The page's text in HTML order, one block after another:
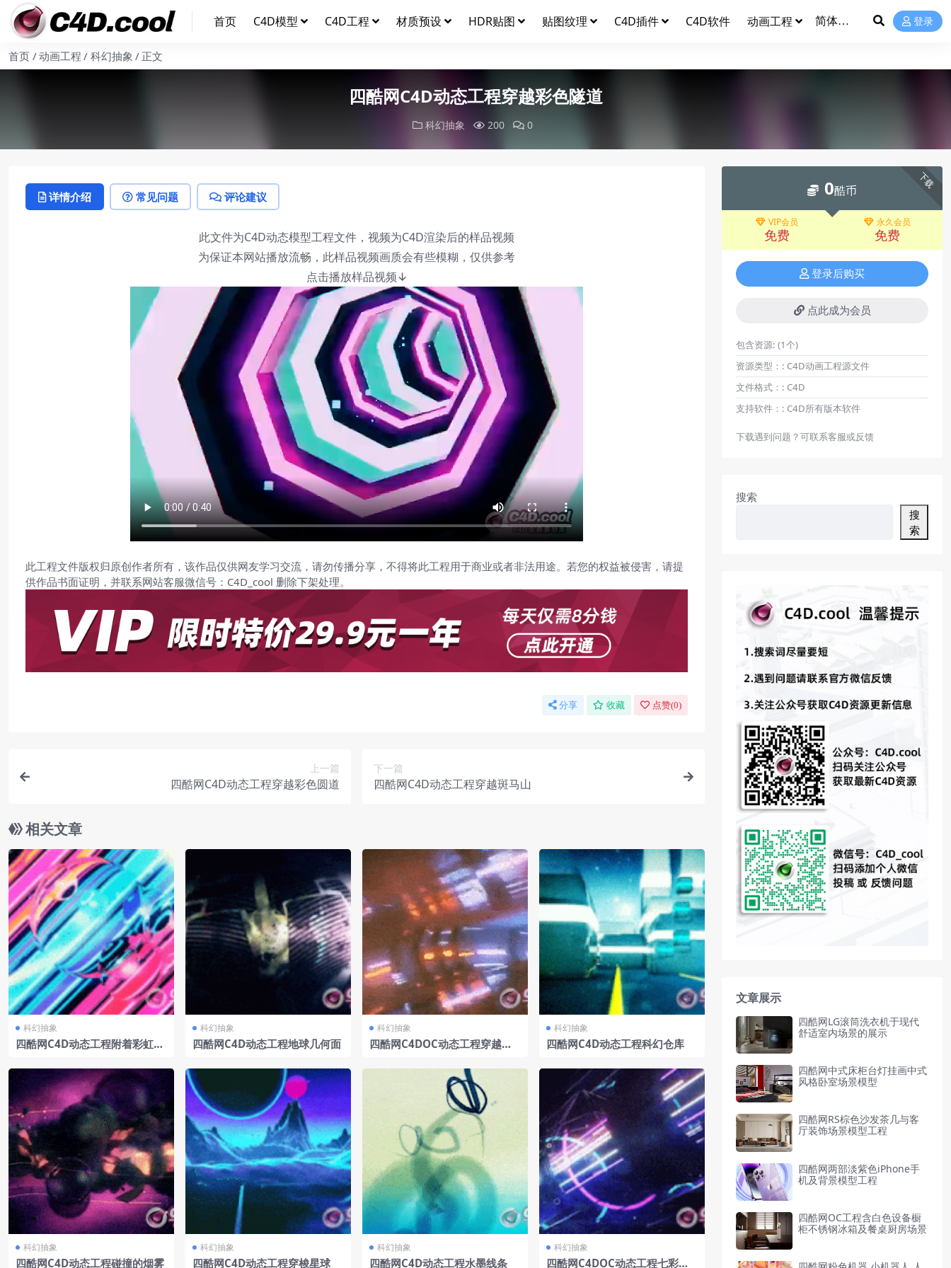
首页 C4D模型 C4D工程 材质预设 HDR贴图 贴图纹理 C4D插件 C4D软件 动画工程 登录
首页 动画工程 科幻抽象 正文
四酷网C4D动态工程穿越彩色隧道
科幻抽象 200 0
详情介绍 常见问题 评论建议
此文件为C4D动态模型工程文件，视频为C4D渲染后的样品视频
为保证本网站播放流畅，此样品视频画质会有些模糊，仅供参考
点击播放样品视频↓
此工程文件版权归原创作者所有，该作品仅供网友学习交流，请勿传播分享，不得将此工程用于商业或者非法用途。若您的权益被侵害，请提
供作品书面证明，并联系网站客服微信号：C4D_cool 删除下架处理。
分享 收藏 点赞(0)
上一篇
四酷网C4D动态工程穿越彩色圆道
下一篇
四酷网C4D动态工程穿越斑马山
相关文章
科幻抽象
四酷网C4D动态工程附着彩虹上
科幻抽象
四酷网C4D动态工程地球几何面
科幻抽象
四酷网C4DOC动态工程穿越狭
科幻抽象
四酷网C4D动态工程科幻仓库
科幻抽象
四酷网C4D动态工程碰撞的烟雾
科幻抽象
四酷网C4D动态工程穿梭星球
科幻抽象
四酷网C4D动态工程水墨线条
科幻抽象
四酷网C4DOC动态工程七彩太
下载
0酷币
VIP会员
免费
永久会员
免费
登录后购买
点此成为会员
包含资源: (1个)
资源类型：: C4D动画工程源文件
文件格式：: C4D
支持软件：: C4D所有版本软件
下载遇到问题？可联系客服或反馈
搜索
搜
索
文章展示
四酷网LG滚筒洗衣机于现代
舒适室内场景的展示
四酷网中式床柜台灯挂画中式
风格卧室场景模型
四酷网RS棕色沙发茶几与客
厅装饰场景模型工程
四酷网两部淡紫色iPhone手
机及背景模型工程
四酷网OC工程含白色设备橱
柜不锈钢冰箱及餐桌厨房场景